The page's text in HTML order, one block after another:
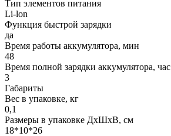
Тип элементов питания
Li-lon
Функция быстрой зарядки
да
Время работы аккумулятора, мин
48
Время полной зарядки аккумулятора, час
3
Габариты
Вес в упаковке, кг
0,1
Размеры в упаковке ДxШxВ, см
18*10*26